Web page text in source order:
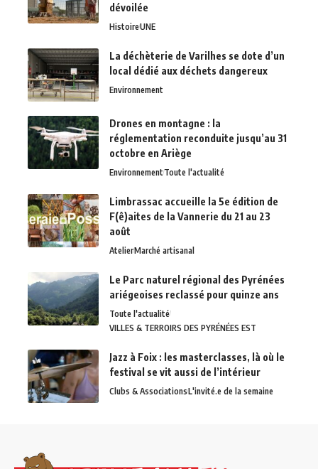
dévoilée
HistoireUNE
La déchèterie de Varilhes se dote d’un
local dédié aux déchets dangereux
Environnement
Drones en montagne : la
réglementation reconduite jusqu’au 31
octobre en Ariège
EnvironnementToute l'actualité
Limbrassac accueille la 5e édition de
F(ê)aites de la Vannerie du 21 au 23
août
AtelierMarché artisanal
Le Parc naturel régional des Pyrénées
ariégeoises reclassé pour quinze ans
Toute l'actualité
VILLES & TERROIRS DES PYRÉNÉES EST
Jazz à Foix : les masterclasses, là où le
festival se vit aussi de l’intérieur
Clubs & AssociationsL'invité.e de la semaine